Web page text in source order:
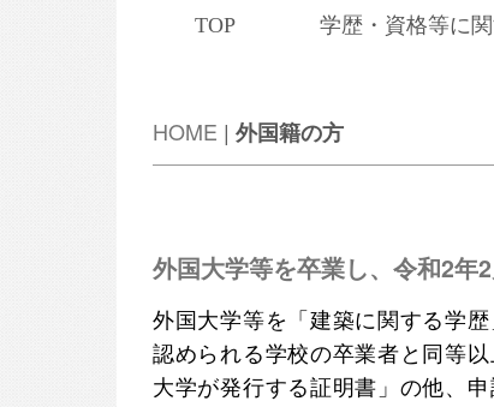
TOP 学歴・資格等に
HOME | 外国籍の方
外国大学等を卒業し、令和2年
外国大学等を「建築に関する学
認められる学校の卒業者と同等
大学が発行する証明書」の他、